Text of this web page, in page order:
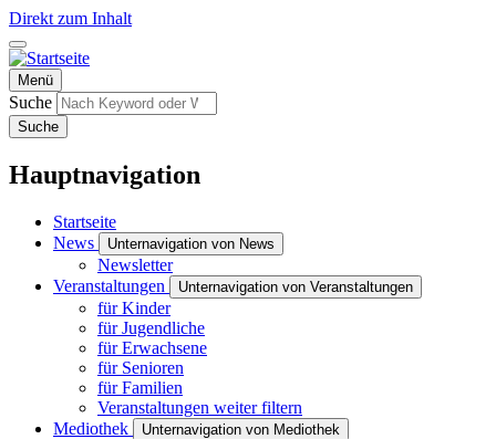
Direkt zum Inhalt
Menü
Suche
Suche
Hauptnavigation
Startseite
News
Unternavigation von News
Newsletter
Veranstaltungen
Unternavigation von Veranstaltungen
für Kinder
für Jugendliche
für Erwachsene
für Senioren
für Familien
Veranstaltungen weiter filtern
Mediothek
Unternavigation von Mediothek